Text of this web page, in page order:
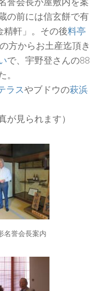
の前には信玄餅で有
精軒」。その後料亭
方からお土産迄頂き
で、宇野登さんの88
。
ラスやブドウの萩浜
が見られます）
名誉会長案内